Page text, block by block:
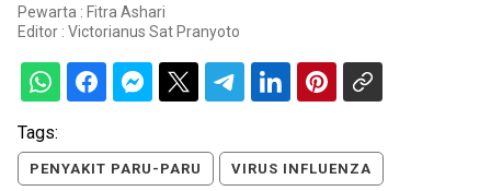
Pewarta : Fitra Ashari
Editor : Victorianus Sat Pranyoto
Tags:
PENYAKIT PARU-PARU VIRUS INFLUENZA